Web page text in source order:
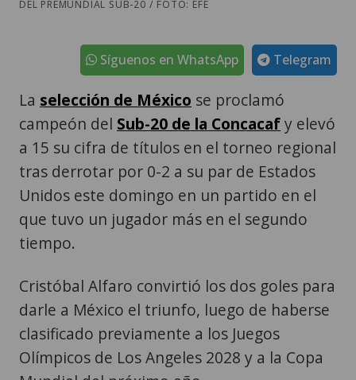
DEL PREMUNDIAL SUB-20 / FOTO: EFE
Telegram
Síguenos en WhatsApp
La selección de México se proclamó
campeón del Sub-20 de la Concacafy elevó
a 15 su cifra de títulos en el torneo regional
tras derrotar por 0-2 a su par de Estados
Unidos este domingo en un partido en el
que tuvo un jugador más en el segundo
tiempo.
Cristóbal Alfaro convirtió los dos goles para
darle a México el triunfo, luego de haberse
clasificado previamente a los Juegos
Olímpicos de Los Angeles 2028 y a la Copa